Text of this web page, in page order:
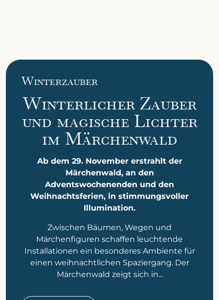
Winterzauber
Winterlicher Zauber
und magische Lichter
im Märchenwald
Ab dem 29. November erstrahlt der
Märchenwald, an den
Adventswochenenden und den
Weihnachtsferien, in stimmungsvoller
Illumination.
Zwischen Bäumen, Wegen und
Märchenfiguren schaffen leuchtende
Installationen ein besonderes Ambiente für
einen weihnachtlichen Spaziergang. Der
Märchenwald zeigt sich in...